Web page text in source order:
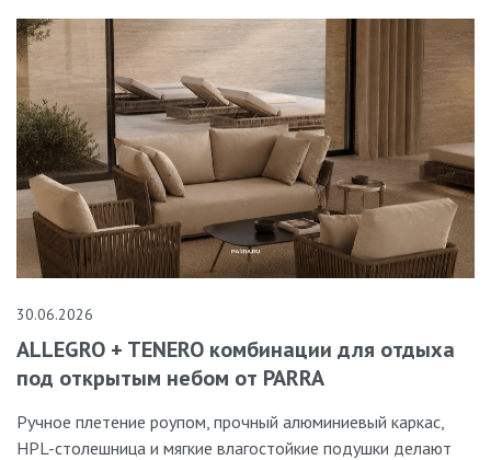
30.06.2026
ALLEGRO + TENERO комбинации для отдыха
под открытым небом от PARRA
Ручное плетение роупом, прочный алюминиевый каркас,
HPL-столешница и мягкие влагостойкие подушки делают